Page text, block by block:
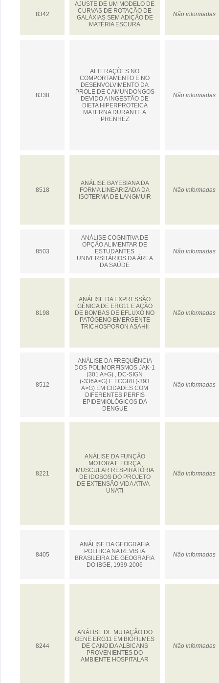
8342
AJUSTE DE UM MODELO DE
CURVAS DE ROTAÇÃO DE
GALÁXIAS SEM ADIÇÃO DE
MATÉRIA ESCURA
Não informadas
8338
ALTERAÇÕES NO
COMPORTAMENTO E NO
DESENVOLVIMENTO DA
PROLE DE CAMUNDONGOS
DEVIDO A INGESTÃO DE
DIETA HIPERPROTEICA
MATERNA DURANTE A
PRENHEZ
Não informadas
8518
ANÁLISE BAYESIANA DA
FORMA LINEARIZADA DA
ISOTERMA DE LANGMUIR
Não informadas
8503
ANÁLISE COGNITIVA DE
OPÇÃO ALIMENTAR DE
ESTUDANTES
UNIVERSITÁRIOS DA ÁREA
DA SAÚDE
Não informadas
8198
ANÁLISE DA EXPRESSÃO
GÊNICA DE ERG11 E AÇÃO
DE BOMBAS DE EFLUXO NO
PATÓGENO EMERGENTE
TRICHOSPORON ASAHII
Não informadas
8512
ANÁLISE DA FREQUÊNCIA
DOS POLIMORFISMOS JAK-1
(301 A>G) , DC-SIGN
(-336A>G) E FCGRII (-393
A>G) EM CIDADES COM
DIFERENTES PERFIS
EPIDEMIOLÓGICOS DA
DENGUE
Não informadas
8221
ANÁLISE DA FUNÇÃO
MOTORA E FORÇA
MUSCULAR RESPIRATÓRIA
DE IDOSOS DO PROJETO
DE EXTENSÃO VIDA ATIVA -
UNATI
Não informadas
8405
ANÁLISE DA GEOGRAFIA
POLÍTICA NA REVISTA
BRASILEIRA DE GEOGRAFIA
DO IBGE, 1939-2006
Não informadas
8244
ANÁLISE DE MUTAÇÃO DO
GENE ERG11 EM BIOFILMES
DE CANDIDA ALBICANS
PROVENIENTES DO
AMBIENTE HOSPITALAR
Não informadas